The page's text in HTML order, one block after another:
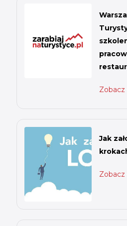
Zobacz
Jak
Zobacz